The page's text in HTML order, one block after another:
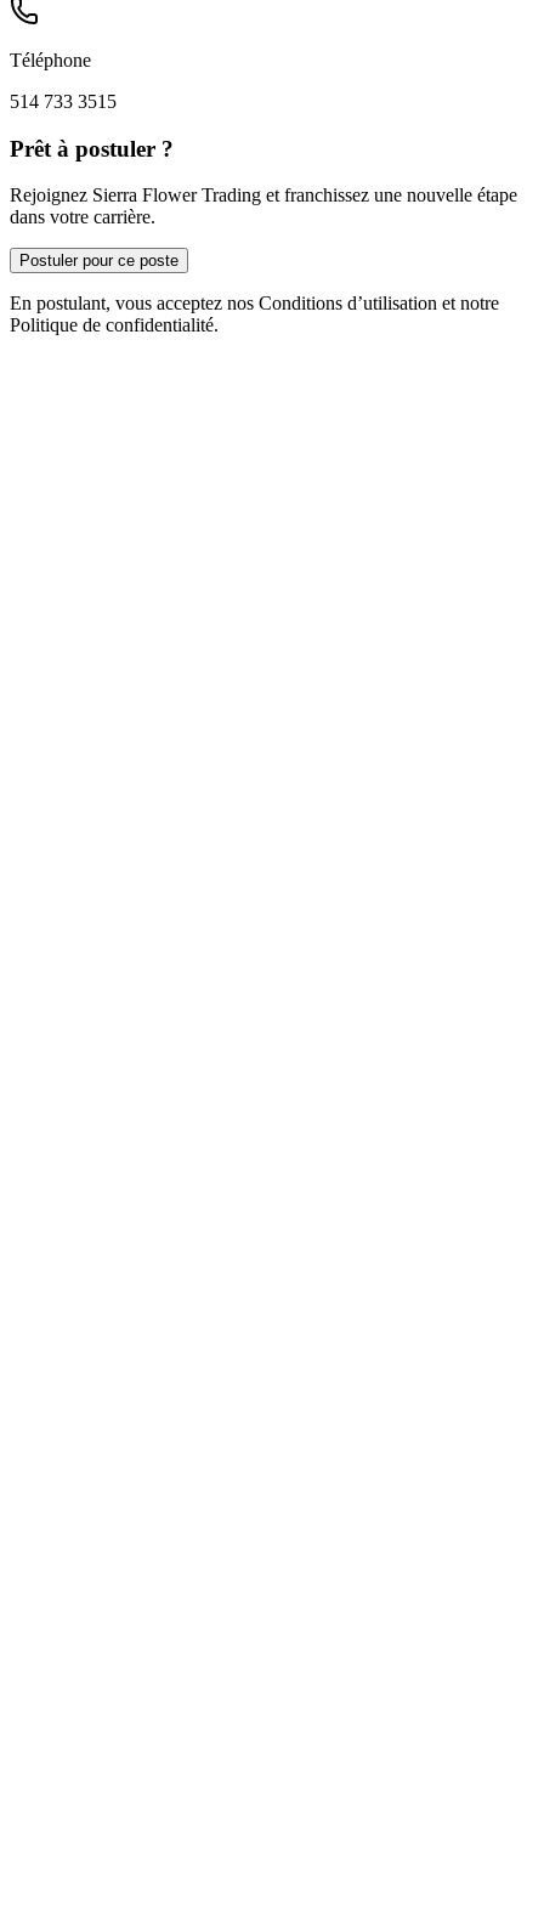
Téléphone
514 733 3515
Prêt à postuler ?
Rejoignez Sierra Flower Trading et franchissez une nouvelle étape
dans votre carrière.
Postuler pour ce poste
En postulant, vous acceptez nos Conditions d’utilisation et notre
Politique de confidentialité.